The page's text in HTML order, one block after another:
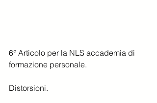
6° Articolo per la NLS accademia di
formazione personale.
Distorsioni.